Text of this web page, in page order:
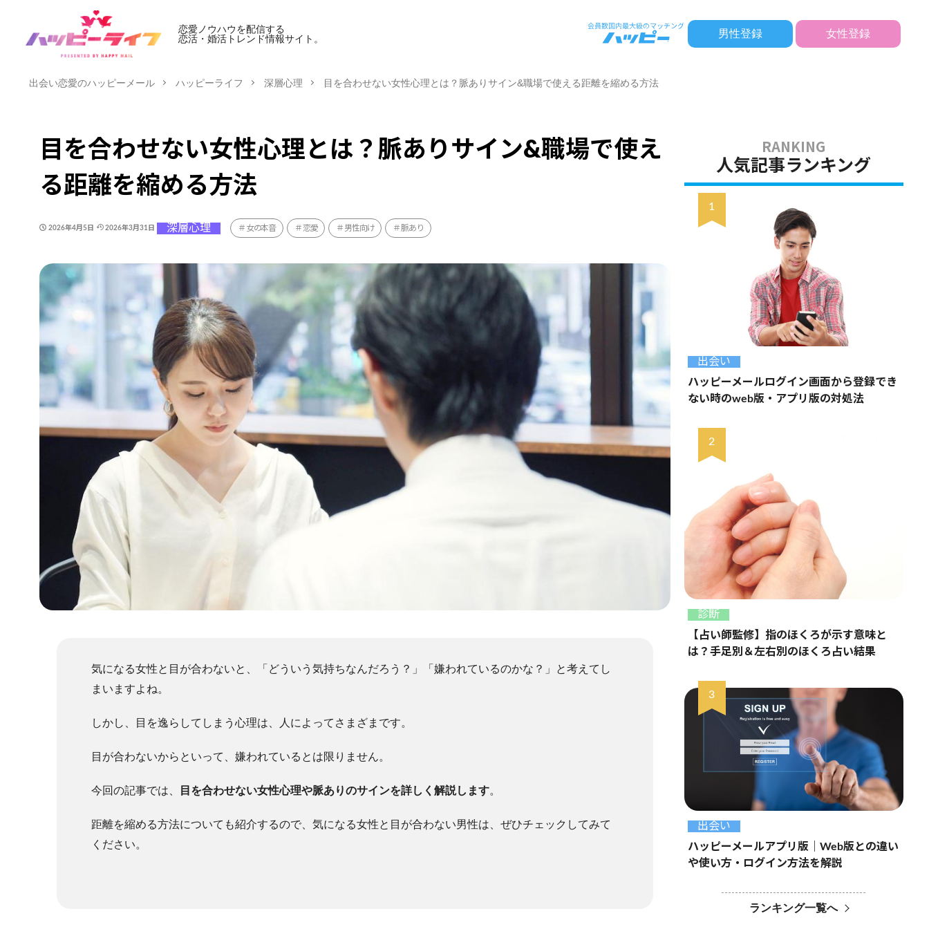
恋愛ノウハウを配信する
恋活・婚活トレンド情報サイト。
男性登録 女性登録
出会い恋愛のハッピーメール ハッピーライフ 深層心理 目を合わせない女性心理とは？脈ありサイン&職場で使える距離を縮める方法
目を合わせない女性心理とは？脈ありサイン&職場で使え
る距離を縮める方法
2026年4月5日 2026年3月31日 深層心理 女の本音 恋愛 男性向け 脈あり
気になる女性と目が合わないと、「どういう気持ちなんだろう？」「嫌われているのかな？」と考えてし
まいますよね。
しかし、目を逸らしてしまう心理は、人によってさまざまです。
目が合わないからといって、嫌われているとは限りません。
今回の記事では、 目を合わせない女性心理や脈ありのサインを詳しく解説します。
距離を縮める方法についても紹介するので、気になる女性と目が合わない男性は、ぜひチェックしてみて
ください。
人気記事ランキング
出会い
ハッピーメールログイン画面から登録でき
ない時のweb版・アプリ版の対処法
診断
【占い師監修】指のほくろが示す意味と
は？手足別＆左右別のほくろ占い結果
出会い
ハッピーメールアプリ版｜Web版との違い
や使い方・ログイン方法を解説
ランキング一覧へ